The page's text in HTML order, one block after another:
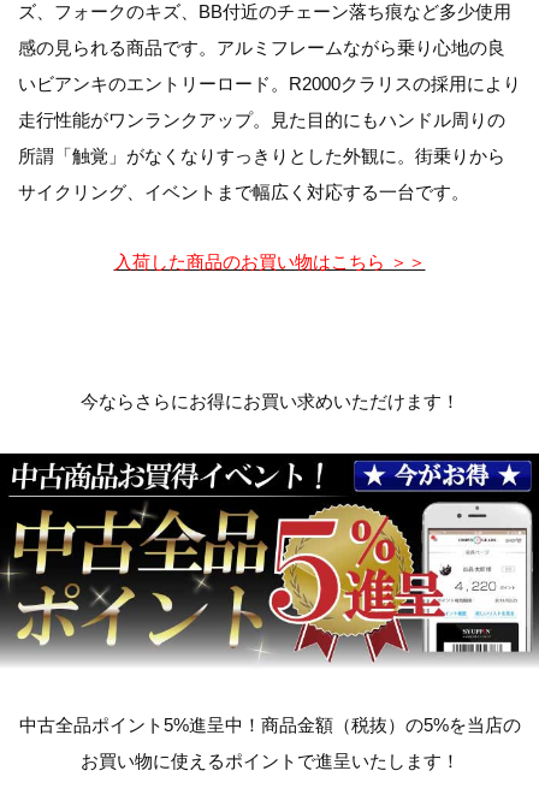
ズ、フォークのキズ、BB付近のチェーン落ち痕など多少使用
感の見られる商品です。アルミフレームながら乗り心地の良
いビアンキのエントリーロード。R2000クラリスの採用により
走行性能がワンランクアップ。見た目的にもハンドル周りの
所謂「触覚」がなくなりすっきりとした外観に。街乗りから
サイクリング、イベントまで幅広く対応する一台です。
入荷した商品のお買い物はこちら ＞＞
今ならさらにお得にお買い求めいただけます！
中古全品ポイント5%進呈中！商品金額（税抜）の5%を当店の
お買い物に使えるポイントで進呈いたします！